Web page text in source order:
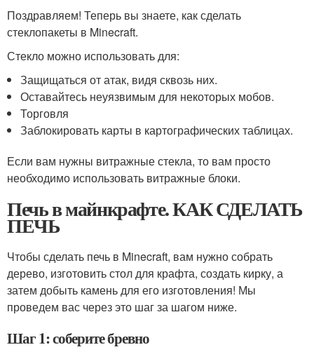
Поздравляем! Теперь вы знаете, как сделать
стеклопакеты в Minecraft.
Стекло можно использовать для:
Защищаться от атак, видя сквозь них.
Оставайтесь неуязвимым для некоторых мобов.
Торговля
Заблокировать карты в картографических таблицах.
Если вам нужны витражные стекла, то вам просто
необходимо использовать витражные блоки.
Печь в майнкрафте. КАК СДЕЛАТЬ
ПЕЧЬ
Чтобы сделать печь в Minecraft, вам нужно собрать
дерево, изготовить стол для крафта, создать кирку, а
затем добыть камень для его изготовления! Мы
проведем вас через это шаг за шагом ниже.
Шаг 1: соберите бревно